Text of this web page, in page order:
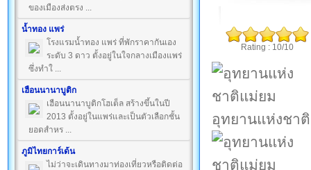
ของเมืองส่งตรง ...
น้ำทอง แพร่
โรงแรมน้ำทอง แพร่ ที่พักราคากันเอง
ระดับ 3 ดาว ตั้งอยู่ในใจกลางเมืองแพร่
ซึ่งทำใ ...
เฮือนนานาบูติก
เฮือนนานาบูติกโฮเต็ล สร้างขึ้นในปี
2013 ตั้งอยู่ในแพร่และเป็นตัวเลือกชั้น
ยอดสำหร ...
ภูมิไทยการ์เด้น
ไม่ว่าจะเดินทางมาท่องเที่ยวหรือติดต่อ
Rating : 10/10
อุทยานแห่งชา